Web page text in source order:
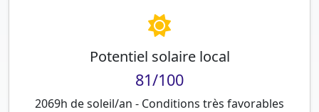
Potentiel solaire local
81/100
2069h de soleil/an - Conditions très favorables